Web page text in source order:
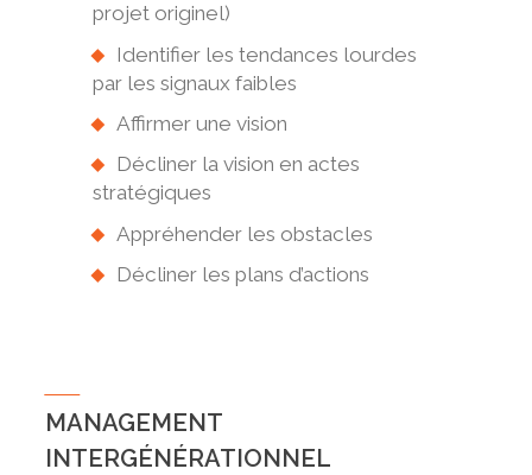
projet originel)
Identifier les tendances lourdes
par les signaux faibles
Affirmer une vision
Décliner la vision en actes
stratégiques
Appréhender les obstacles
Décliner les plans d’actions
MANAGEMENT
INTERGÉNÉRATIONNEL